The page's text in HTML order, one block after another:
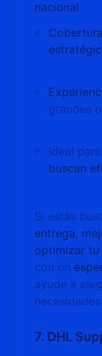
nacional.
grandes
Ideal para
buscan
Si estás
entrega,
optimizar
con un
ayude a
7. DHL